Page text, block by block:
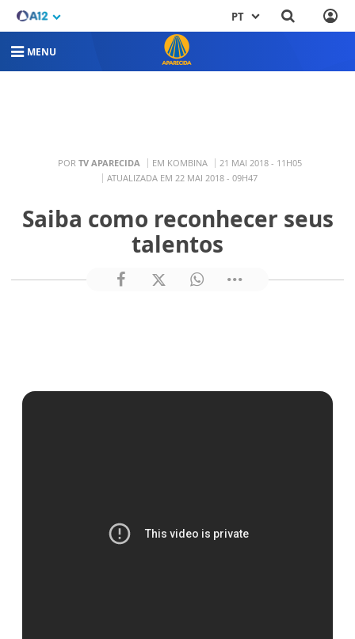
PT
MENU
POR TV APARECIDA EM KOMBINA
21 MAI 2018 - 11H05
ATUALIZADA EM 22 MAI 2018 - 09H47
Saiba como reconhecer seus
talentos